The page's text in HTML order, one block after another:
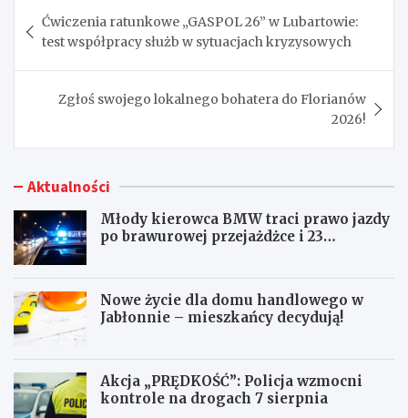
Nawigacja
wpisu
Ćwiczenia ratunkowe „GASPOL 26” w Lubartowie:
test współpracy służb w sytuacjach kryzysowych
Zgłoś swojego lokalnego bohatera do Florianów
2026!
Aktualności
Młody kierowca BMW traci prawo jazdy
po brawurowej przejażdżce i 23
Nowe życie dla domu handlowego w
Jabłonnie – mieszkańcy decydują!
Akcja „PRĘDKOŚĆ”: Policja wzmocni
kontrole na drogach 7 sierpnia